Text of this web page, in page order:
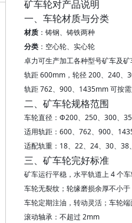
矿车轮对产品说明
一、车轮材质与分类
材质 ：铸钢、铸铁两种
分类 ：空心轮、实心轮
卓力可生产加工各种型号矿车及矿
轨距 600mm，轮径 200、240、
轨距 762、900、1435mm 可按需
二、矿车轮规格范围
车轮直径：Φ200、250、300、
适用轨距：600、762、900、
适配轨重：18、22、24、30、
三、矿车轮完好标准
矿车运行平稳，水平轨道上 4 个
车轮无裂纹；轮缘磨损余厚不小
车轮定期注油，转动灵活；车轮端
滚动轴承：不超过 2mm